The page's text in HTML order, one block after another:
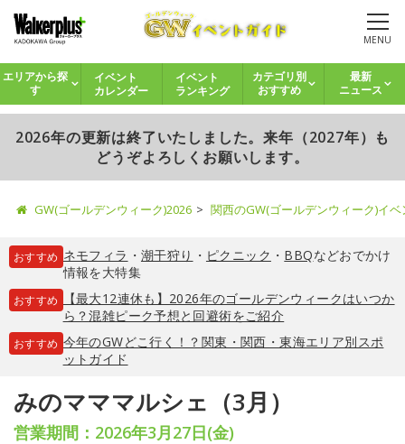
MENU
エリアから探
す
イベント
カレンダー
イベント
ランキング
カテゴリ別
おすすめ
最新
ニュース
2026年の更新は終了いたしました。来年（2027年）も
どうぞよろしくお願いします。
GW(ゴールデンウィーク)2026 関西のGW(ゴールデンウィーク)イ
おすすめ ネモフィラ ・ 潮干狩り ・ ピクニック ・ BBQなどおでかけ
情報を大特集
おすすめ
【最大12連休も】2026年のゴールデンウィークはいつか
ら？混雑ピーク予想と回避術をご紹介
おすすめ 今年のGWどこ行く！？関東・関西・東海エリア別スポ
ットガイド
みのマママルシェ（3月）
営業期間：2026年3月27日(金)